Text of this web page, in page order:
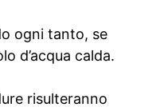
ogni tanto, se
d’acqua calda.
risulteranno